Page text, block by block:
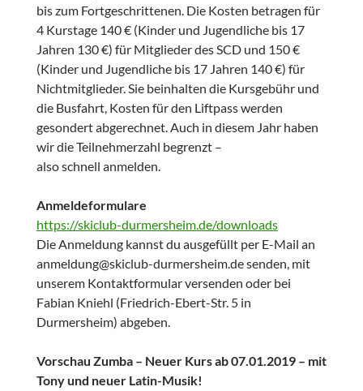
bis zum Fortgeschrittenen. Die Kosten betragen für
4 Kurstage 140 € (Kinder und Jugendliche bis 17
Jahren 130 €) für Mitglieder des SCD und 150 €
(Kinder und Jugendliche bis 17 Jahren 140 €) für
Nichtmitglieder. Sie beinhalten die Kursgebühr und
die Busfahrt, Kosten für den Liftpass werden
gesondert abgerechnet. Auch in diesem Jahr haben
wir die Teilnehmerzahl begrenzt –
also schnell anmelden.
Anmeldeformulare
https://skiclub-durmersheim.de/downloads
Die Anmeldung kannst du ausgefüllt per E-Mail an
anmeldung@skiclub-durmersheim.de senden, mit
unserem Kontaktformular versenden oder bei
Fabian Kniehl (Friedrich-Ebert-Str. 5 in
Durmersheim) abgeben.
Vorschau Zumba – Neuer Kurs ab 07.01.2019 – mit
Tony und neuer Latin-Musik!